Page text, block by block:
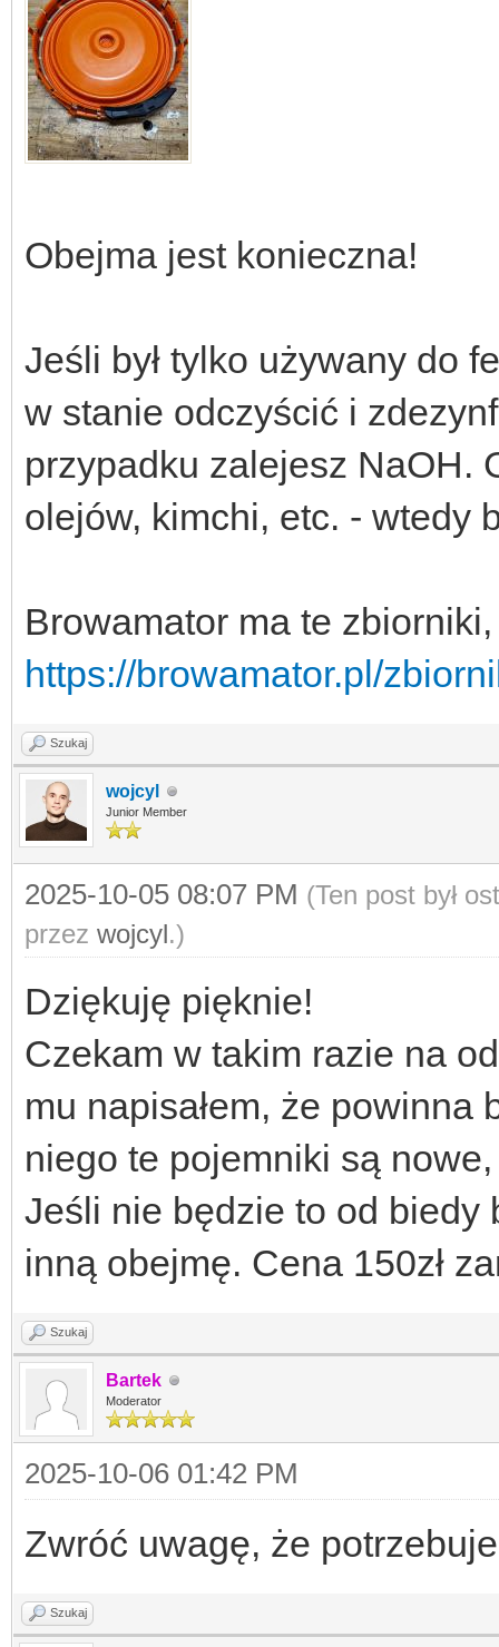
Obejma jest konieczna!
Jeśli był tylko używany do
w stanie odczyścić i
przypadku zalejesz NaOH.
olejów, kimchi, etc. - wtedy
Browamator ma te
https://browamator.pl/
Szukaj
wojcyl
Junior Member
2025-10-05 08:07 PM (Ten post był
przez wojcyl.)
Dziękuję pięknie!
Czekam w takim razie na
mu napisałem, że powinna
niego te pojemniki są
Jeśli nie będzie to od biedy
inną obejmę. Cena 150zł
Szukaj
Bartek
Moderator
2025-10-06 01:42 PM
Zwróć uwagę, że
Szukaj